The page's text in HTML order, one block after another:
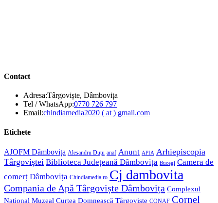
Contact
Adresa:Târgoviște, Dâmbovița
Tel / WhatsApp:0770 726 797Opens
in
Email:chindiamedia2020 ( at ) gmail.comOpens
Etichete
AJOFM Dâmbovița Alesandru Duțu anaf Anunt APIA Arhiepiscopia
Târgoviștei Biblioteca Județeană Dâmbovița Bucegi Camera de
comerț Dâmbovița Chindiamedia.ro Cj dambovita
Compania de Apă Târgoviște Dâmbovița Complexul
Național Muzeal Curtea Domnească Târgoviște CONAF Cornel